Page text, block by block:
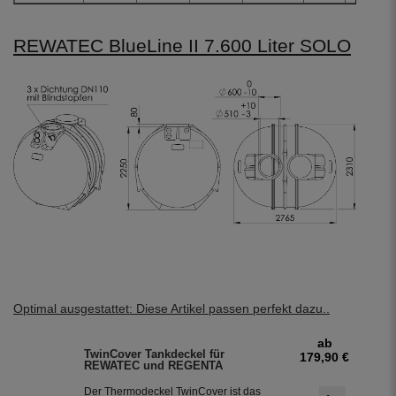
REWATEC BlueLine II 7.600 Liter SOLO
Optimal ausgestattet: Diese Artikel passen perfekt dazu..
TwinCover Tankdeckel für
REWATEC und REGENTA
Der Thermodeckel TwinCover ist das
ab
179,90 €